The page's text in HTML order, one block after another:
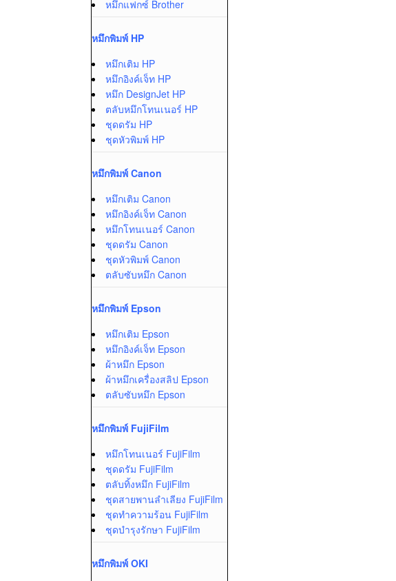
หมึกแฟกซ์ Brother
หมึกพิมพ์ HP
หมึกเติม HP
หมึกอิงค์เจ็ท HP
หมึก DesignJet HP
ตลับหมึกโทนเนอร์ HP
ชุดดรัม HP
ชุดหัวพิมพ์ HP
หมึกพิมพ์ Canon
หมึกเติม Canon
หมึกอิงค์เจ็ท Canon
หมึกโทนเนอร์ Canon
ชุดดรัม Canon
ชุดหัวพิมพ์ Canon
ตลับซับหมึก Canon
หมึกพิมพ์ Epson
หมึกเติม Epson
หมึกอิงค์เจ็ท Epson
ผ้าหมึก Epson
ผ้าหมึกเครื่องสลิป Epson
ตลับซับหมึก Epson
หมึกพิมพ์ FujiFilm
หมึกโทนเนอร์ FujiFilm
ชุดดรัม FujiFilm
ตลับทิ้งหมึก FujiFilm
ชุดสายพานลำเลียง FujiFilm
ชุดทำความร้อน FujiFilm
ชุดบำรุงรักษา FujiFilm
หมึกพิมพ์ OKI